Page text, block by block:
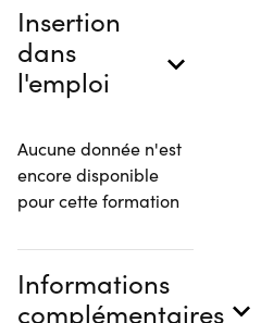
Insertion
dans
l'emploi
Aucune donnée n'est
encore disponible
pour cette formation
Informations
complémentaires